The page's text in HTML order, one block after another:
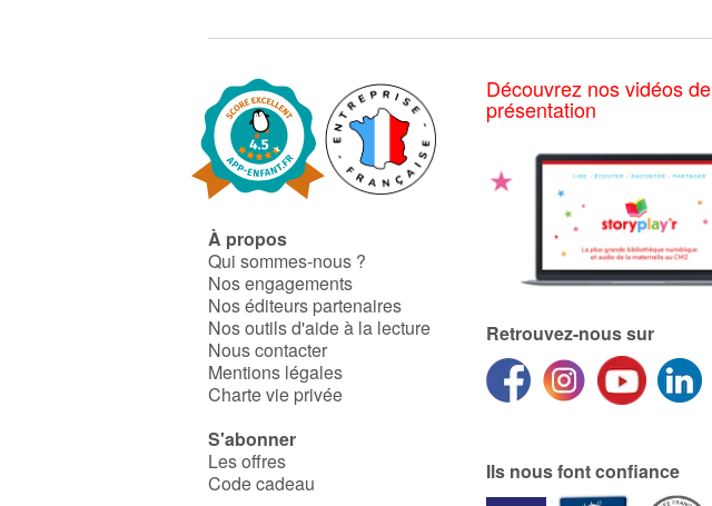
À propos
Qui sommes-nous ?
Nos engagements
Nos éditeurs partenaires
Nos outils d'aide à la lecture
Nous contacter
Mentions légales
Charte vie privée
S'abonner
Les offres
Code cadeau
Découvrez nos vidéos de
présentation
Retrouvez-nous sur
Ils nous font confiance